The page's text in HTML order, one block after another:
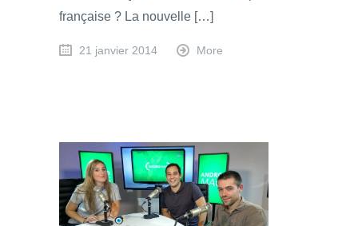
française ? La nouvelle […]
21 janvier 2014 More